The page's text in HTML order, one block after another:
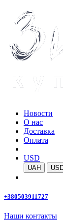
Новости
О нас
Доставка
Оплата
USD
UAH
+380503911727
Наши контакты